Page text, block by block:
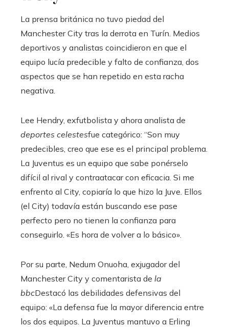
La prensa británica no tuvo piedad del
Manchester City tras la derrota en Turín. Medios
deportivos y analistas coincidieron en que el
equipo lucía predecible y falto de confianza, dos
aspectos que se han repetido en esta racha
negativa.
Lee Hendry, exfutbolista y ahora analista de
deportes celestesfue categórico: “Son muy
predecibles, creo que ese es el principal problema.
La Juventus es un equipo que sabe ponérselo
difícil al rival y contraatacar con eficacia. Si me
enfrento al City, copiaría lo que hizo la Juve. Ellos
(el City) todavía están buscando ese pase
perfecto pero no tienen la confianza para
conseguirlo. «Es hora de volver a lo básico».
Por su parte, Nedum Onuoha, exjugador del
Manchester City y comentarista de la
bbcDestacó las debilidades defensivas del
equipo: «La defensa fue la mayor diferencia entre
los dos equipos. La Juventus mantuvo a Erling